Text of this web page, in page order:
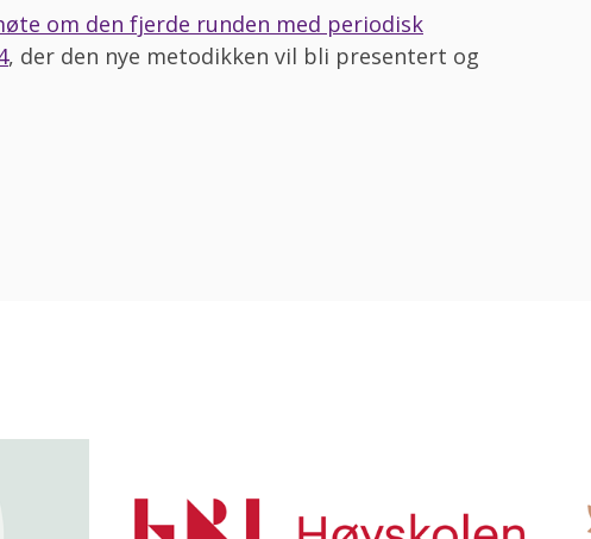
om den fjerde runden med periodisk
, der den nye metodikken vil bli presentert og